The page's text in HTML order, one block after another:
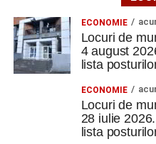
Aceste activități ne-
sustenabilitatea nu
concepte complexe.
aruncăm, să refolosim
soluții creative pentru ceea
De la idee la campanie
În cadrul Design Lab
ECONOMIE
Locuri de
4 august
lista
ECONOMIE
Locuri de
28 iulie
lista